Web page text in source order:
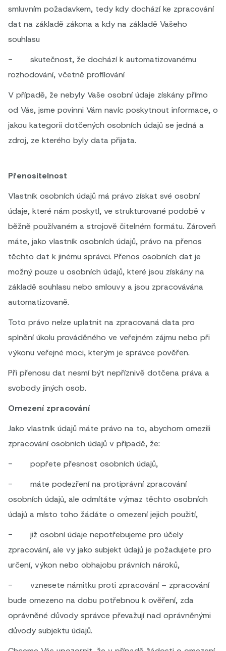
smluvním požadavkem, tedy kdy dochází ke zpracování
dat na základě zákona a kdy na základě Vašeho
souhlasu
- skutečnost, že dochází k automatizovanému
rozhodování, včetně profilování
V případě, že nebyly Vaše osobní údaje získány přímo
od Vás, jsme povinni Vám navíc poskytnout informace, o
jakou kategorii dotčených osobních údajů se jedná a
zdroj, ze kterého byly data přijata.
Přenositelnost
Vlastník osobních údajů má právo získat své osobní
údaje, které nám poskytl, ve strukturované podobě v
běžně používaném a strojově čitelném formátu. Zároveň
máte, jako vlastník osobních údajů, právo na přenos
těchto dat k jinému správci. Přenos osobních dat je
možný pouze u osobních údajů, které jsou získány na
základě souhlasu nebo smlouvy a jsou zpracovávána
automatizovaně.
Toto právo nelze uplatnit na zpracovaná data pro
splnění úkolu prováděného ve veřejném zájmu nebo při
výkonu veřejné moci, kterým je správce pověřen.
Při přenosu dat nesmí být nepříznivě dotčena práva a
svobody jiných osob.
Omezení zpracování
Jako vlastník údajů máte právo na to, abychom omezili
zpracování osobních údajů v případě, že:
- popřete přesnost osobních údajů,
- máte podezření na protiprávní zpracování
osobních údajů, ale odmítáte výmaz těchto osobních
údajů a místo toho žádáte o omezení jejich použití,
- již osobní údaje nepotřebujeme pro účely
zpracování, ale vy jako subjekt údajů je požadujete pro
určení, výkon nebo obhajobu právních nároků,
- vznesete námitku proti zpracování – zpracování
bude omezeno na dobu potřebnou k ověření, zda
oprávněné důvody správce převažují nad oprávněnými
důvody subjektu údajů.